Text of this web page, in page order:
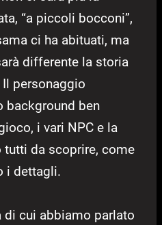
“a piccoli bocconi”,
ci ha abituati, ma
differente la storia
personaggio
background ben
i vari NPC e la
tutti da scoprire, come
i dettagli.
di cui abbiamo parlato